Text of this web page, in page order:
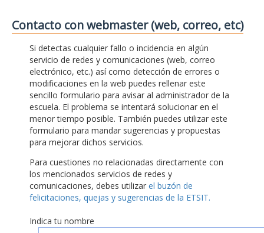
Contacto con webmaster (web, correo, etc)
Si detectas cualquier fallo o incidencia en algún
servicio de redes y comunicaciones (web, correo
electrónico, etc.) así como detección de errores o
modificaciones en la web puedes rellenar este
sencillo formulario para avisar al administrador de la
escuela. El problema se intentará solucionar en el
menor tiempo posible. También puedes utilizar este
formulario para mandar sugerencias y propuestas
para mejorar dichos servicios.
Para cuestiones no relacionadas directamente con
los mencionados servicios de redes y
comunicaciones, debes utilizar el buzón de
felicitaciones, quejas y sugerencias de la ETSIT.
Indica tu nombre